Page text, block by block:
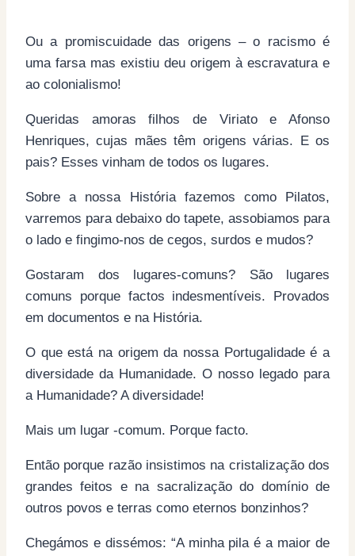
Ou a promiscuidade das origens – o racismo é
uma farsa mas existiu deu origem à escravatura e
ao colonialismo!
Queridas amoras filhos de Viriato e Afonso
Henriques, cujas mães têm origens várias. E os
pais? Esses vinham de todos os lugares.
Sobre a nossa História fazemos como Pilatos,
varremos para debaixo do tapete, assobiamos para
o lado e fingimo-nos de cegos, surdos e mudos?
Gostaram dos lugares-comuns? São lugares
comuns porque factos indesmentíveis. Provados
em documentos e na História.
O que está na origem da nossa Portugalidade é a
diversidade da Humanidade. O nosso legado para
a Humanidade? A diversidade!
Mais um lugar -comum. Porque facto.
Então porque razão insistimos na cristalização dos
grandes feitos e na sacralização do domínio de
outros povos e terras como eternos bonzinhos?
Chegámos e dissémos: “A minha pila é a maior de